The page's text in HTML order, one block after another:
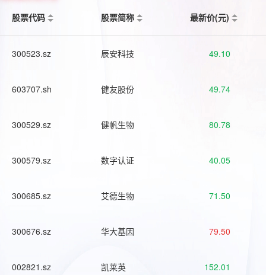
股票代码
股票简称 最新价(元)
300523.sz 辰安科技 49.10
603707.sh 健友股份 49.74
300529.sz 健帆生物 80.78
300579.sz 数字认证 40.05
300685.sz 艾德生物 71.50
300676.sz 华大基因 79.50
002821.sz 凯莱英 152.01